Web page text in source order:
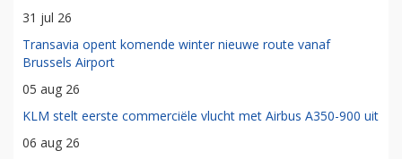
31 jul 26
Transavia opent komende winter nieuwe route vanaf
Brussels Airport
05 aug 26
KLM stelt eerste commerciële vlucht met Airbus A350-900 uit
06 aug 26